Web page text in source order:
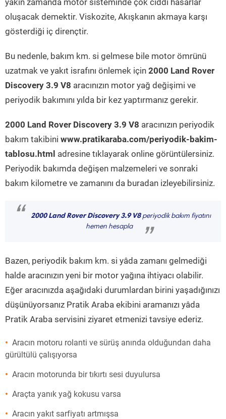
yakın zamanda motor sisteminde çok ciddi hasarlar
oluşacak demektir. Viskozite, Akışkanın akmaya karşı
gösterdiği iç dirençtir.
Bu nedenle, bakım km. si gelmese bile motor ömrünü
uzatmak ve yakıt israfını önlemek için 2000 Land Rover
Discovery 3.9 V8 aracınızın motor yağ değişimi ve
periyodik bakımını yılda bir kez yaptırmanız gerekir.
2000 Land Rover Discovery 3.9 V8 aracınızın periyodik
bakım takibini www.pratikaraba.com/periyodik-bakim-
tablosu.html adresine tıklayarak online görüntülersiniz.
Periyodik bakımda değişen malzemeleri ve sonraki
bakım kilometre ve zamanını da buradan izleyebilirsiniz.
“ 2000 Land Rover Discovery 3.9 V8periyodik bakım fiyatını
hemen hesapla
”
Bazen, periyodik bakım km. si yâda zamanı gelmediği
halde aracınızın yeni bir motor yağına ihtiyacı olabilir.
Eğer aracınızda aşağıdaki durumlardan birini yaşadığınızı
düşünüyorsanız Pratik Araba ekibini aramanızı yâda
Pratik Araba servisini ziyaret etmenizi tavsiye ederiz.
Aracın motoru rolanti ve sürüş anında olduğundan daha
gürültülü çalışıyorsa
Aracın motorunda bir tıkırtı sesi duyulursa
Araçta yanık yağ kokusu varsa
Aracın yakıt sarfiyatı artmışsa